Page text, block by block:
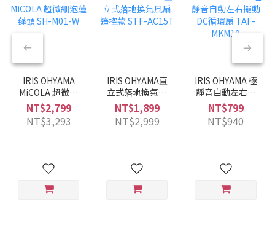
IRIS OHYAMA
MiCOLA 超微細
泡蓮蓬頭 SH-
M01-W
NT$2,799
NT$3,293
IRIS OHYAMA直
立式落地換氣風
扇 遙控款 STF-
AC15T
NT$1,899
NT$2,999
IRIS OHYAMA 極
靜音自動左右擺
動DC循環扇
TAF-MKM10
NT$799
NT$940